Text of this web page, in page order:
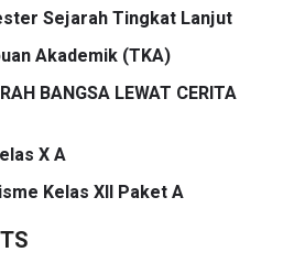
Sejarah Tingkat Lanjut
Akademik (TKA)
BANGSA LEWAT CERITA
X A
Kelas XII Paket A